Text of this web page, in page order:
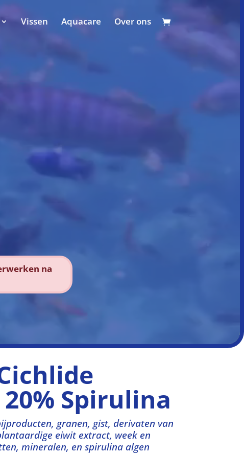
Vissen Aquacare Over ons
Spirulina
granen, gist, derivaten van
eiwit extract, week en
mineralen, en spirulina algen
na